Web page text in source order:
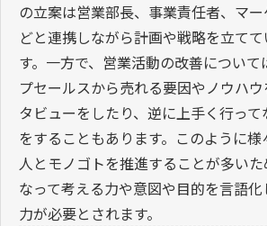
の立案は営業部長、事業責任者、マ
どと連携しながら計画や戦略を立て
す。一方で、営業活動の改善について
プセールスから売れる要因やノウハ
タビューをしたり、逆に上手く行っ
をすることもあります。このように
人とモノゴトを推進することが多い
なって考える力や意図や目的を言語
力が必要とされます。